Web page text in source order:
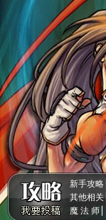
新手攻略
其他相关
魔 法 师